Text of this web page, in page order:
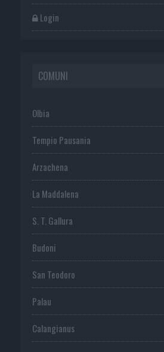
Login
COMUNI
Olbia
Tempio Pausania
Arzachena
La Maddalena
S. T. Gallura
Budoni
San Teodoro
Palau
Calangianus